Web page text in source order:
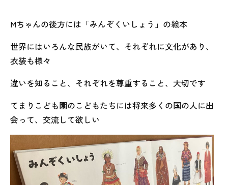
Mちゃんの後方には「みんぞくいしょう」の絵本
世界にはいろんな民族がいて、それぞれに文化があり、
衣装も様々
違いを知ること、それぞれを尊重すること、大切です
てまりこども園のこどもたちには将来多くの国の人に出
会って、交流して欲しい